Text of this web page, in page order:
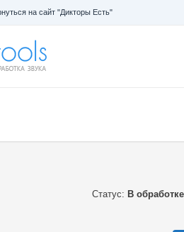
на сайт "Дикторы Есть"
Статус: В обработке